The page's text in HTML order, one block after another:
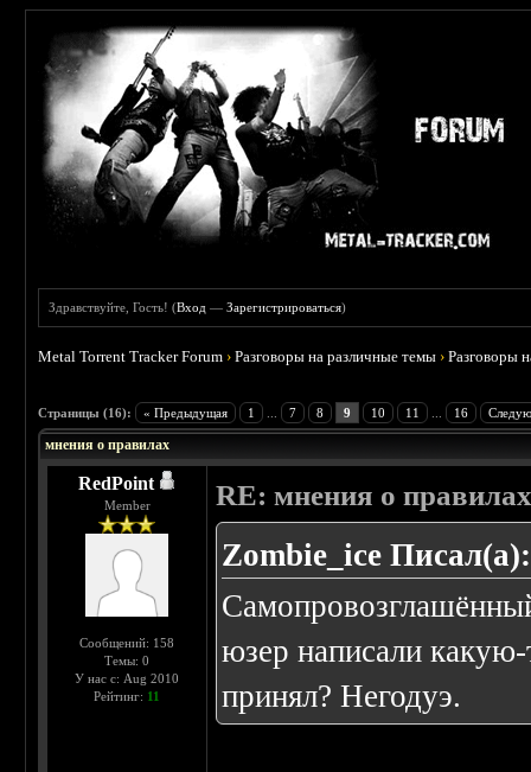
Здравствуйте, Гость! (Вход —Зарегистрироваться)
Metal Torrent Tracker Forum ›Разговоры на различные темы ›Разговоры
Страницы (16): « Предыдущая 1 7 8 9 10 11 16
мнения о правилах
RedPoint
Member
Сообщений: 158
Темы: 0
У нас с: Aug 2010
Рейтинг: 11
RE: мнения о
Zombie_ice Писал(а):
юзер написали какую-
принял? Негодуэ.